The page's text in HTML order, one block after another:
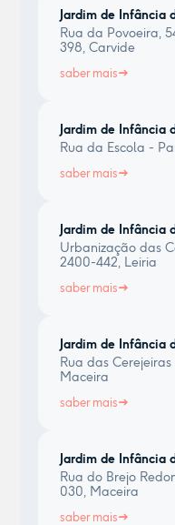
Jardim de Infância
Rua da Povoeira,
398, Carvide
saber mais
Jardim de Infância
Rua da Escola -
saber mais
Jardim de Infância
Urbanização das
2400-442, Leiria
saber mais
Jardim de Infância
Rua das
Maceira
saber mais
Jardim de Infância
Rua do Brejo
030, Maceira
saber mais